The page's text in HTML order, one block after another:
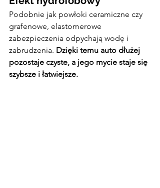
Podobnie jak powłoki ceramiczne czy
grafenowe, elastomerowe
zabezpieczenia odpychają wodę i
zabrudzenia. Dzięki temu auto dłużej
pozostaje czyste, a jego mycie staje się
szybsze i łatwiejsze.